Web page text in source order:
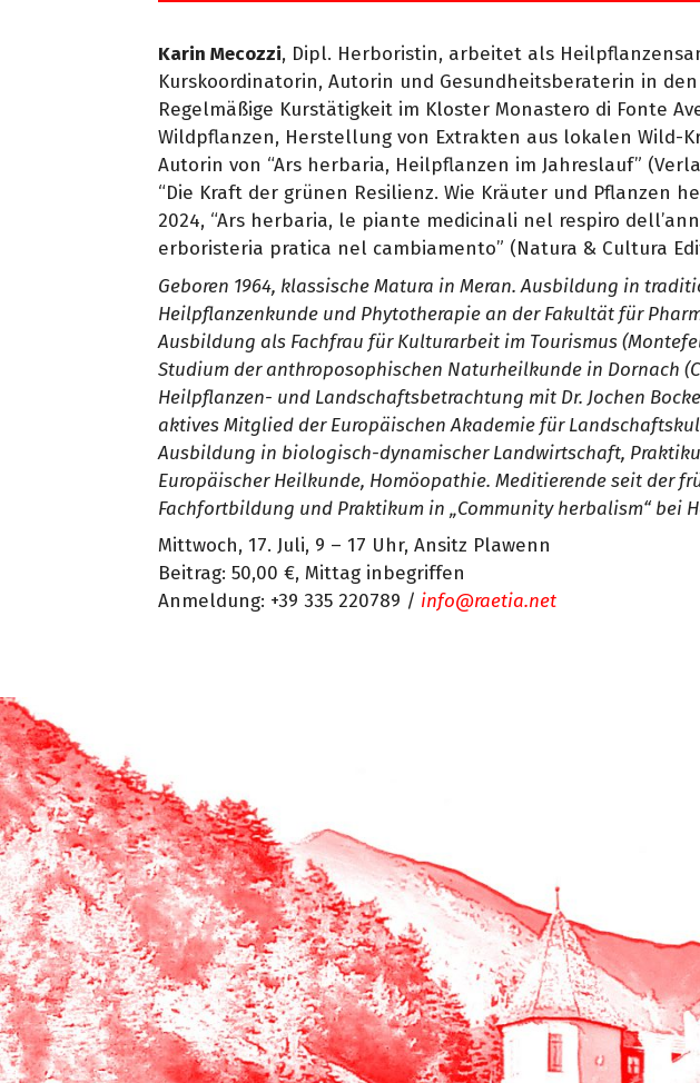
Karin Mecozzi, Dipl. Herboristin, arbeitet als
Kurskoordinatorin, Autorin und Gesundheitsberaterin in
Regelmäßige Kurstätigkeit im Kloster Monastero di Fonte
Wildpflanzen, Herstellung von Extrakten aus lokalen Wild-
Autorin von “Ars herbaria, Heilpflanzen im Jahreslauf”
“Die Kraft der grünen Resilienz. Wie Kräuter und Pflanzen
2024, “Ars herbaria, le piante medicinali nel respiro
erboristeria pratica nel cambiamento” (Natura & Cultura
Geboren 1964, klassische Matura in Meran. Ausbildung in
Heilpflanzenkunde und Phytotherapie an der Fakultät für
Ausbildung als Fachfrau für Kulturarbeit im Tourismus
Studium der anthroposophischen Naturheilkunde in Dornach
Heilpflanzen- und Landschaftsbetrachtung mit Dr. Jochen
aktives Mitglied der Europäischen Akademie für
Ausbildung in biologisch-dynamischer Landwirtschaft,
Europäischer Heilkunde, Homöopathie. Meditierende seit der
Fachfortbildung und Praktikum in „Community herbalism“ bei
Mittwoch, 17. Juli, 9 – 17 Uhr, Ansitz Plawenn
Beitrag: 50,00 €, Mittag inbegriffen
Anmeldung: +39 335 220789 / info@raetia.net